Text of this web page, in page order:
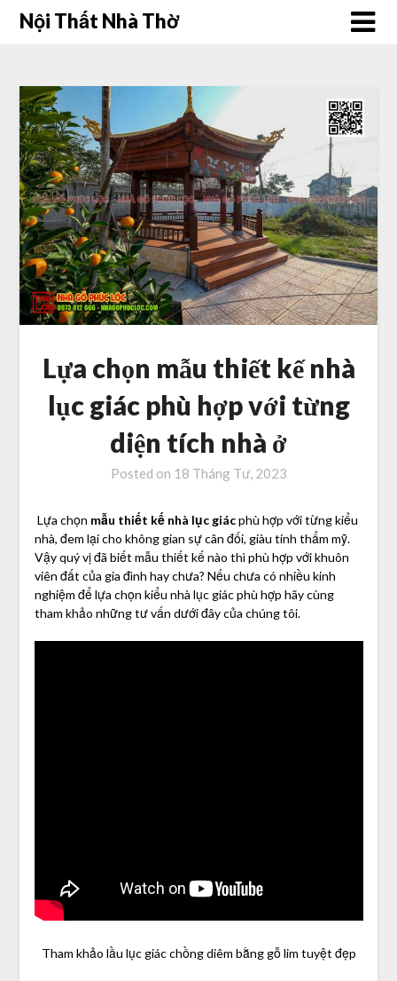
SkipNội Thất Nhà Thờ
Lựa chọn mẫu thiết kế nhà
lục giác phù hợp với từng
diện tích nhà ở
Posted on 18 Tháng Tư, 2023
Lựa chọn mẫu thiết kế nhà lục giácphù hợp với từng kiểu
nhà, đem lại cho không gian sự cân đối, giàu tính thẩm mỹ.
Vậy quý vị đã biết mẫu thiết kế nào thì phù hợp với khuôn
viên đất của gia đình hay chưa? Nếu chưa có nhiều kinh
nghiệm để lựa chọn kiểu nhà lục giác phù hợp hãy cùng
tham khảo những tư vấn dưới đây của chúng tôi.
Tham khảo lầu lục giác chồng diêm bằng gỗ lim tuyệt đẹp